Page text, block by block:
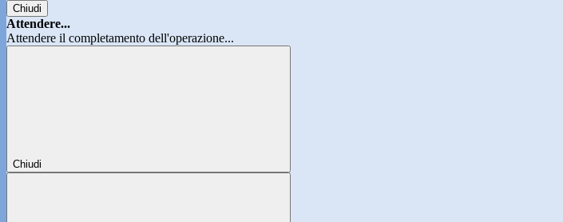
Chiudi
Attendere...
Attendere il completamento dell'operazione...
Chiudi